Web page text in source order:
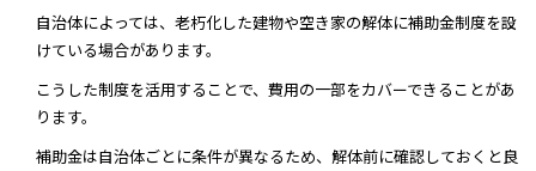
自治体によっては、老朽化した建物や空き家の解体に補助金制度を設
けている場合があります。
こうした制度を活用することで、費用の一部をカバーできることがあ
ります。
補助金は自治体ごとに条件が異なるため、解体前に確認しておくと良